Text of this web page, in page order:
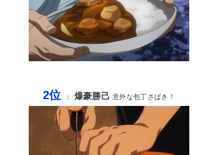
2位 ： 爆豪勝己 意外な包丁さばき！